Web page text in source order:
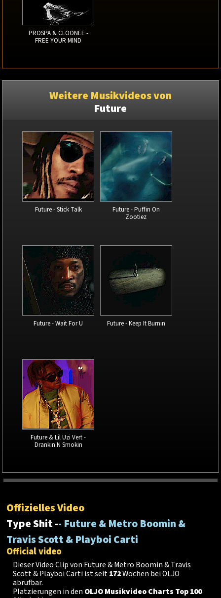
PROSPA & CLOONEE -
FREE YOUR MIND
Weitere Musikvideos von
Future
Future - Stick Talk
Future - Puffin On
Zootiez
Future - Wait For U Future - Keep It Burnin
Future & Lil Uzi Vert -
Drankin N Smokin
Offizielles Video
Type Shit -- Future & Metro Boomin &
Travis Scott & Playboi Carti
Official video
Dieser Video Clip von Future & Metro Boomin & Travis
Scott & Playboi Carti ist seit172Wochen bei OLJO
abrufbar.
Platzierungen in den OLJO Musikvideo Charts Top 100